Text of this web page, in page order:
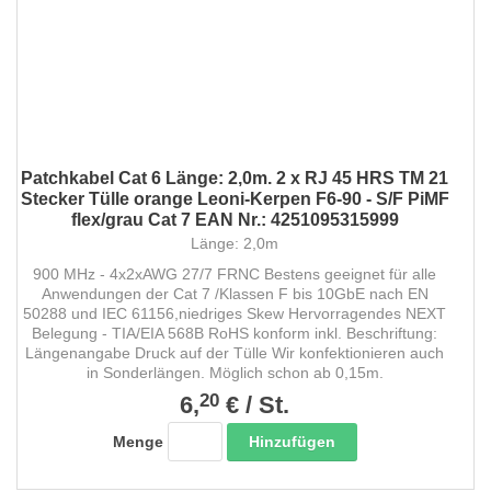
Patchkabel Cat 6 Länge: 2,0m. 2 x RJ 45 HRS TM 21
Stecker Tülle orange Leoni-Kerpen F6-90 - S/F PiMF
flex/grau Cat 7 EAN Nr.: 4251095315999
Länge: 2,0m
900 MHz - 4x2xAWG 27/7 FRNC Bestens geeignet für alle
Anwendungen der Cat 7 /Klassen F bis 10GbE nach EN
50288 und IEC 61156,niedriges Skew Hervorragendes NEXT
Belegung - TIA/EIA 568B RoHS konform inkl. Beschriftung:
Längenangabe Druck auf der Tülle Wir konfektionieren auch
in Sonderlängen. Möglich schon ab 0,15m.
6,20 € / St.
Menge Hinzufügen